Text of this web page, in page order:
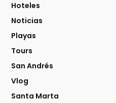
Hoteles
Noticias
Playas
Tours
San Andrés
Vlog
Santa Marta